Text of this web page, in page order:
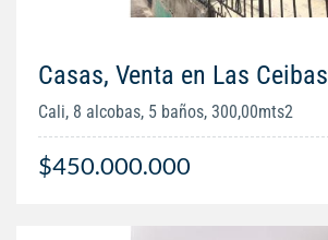
Casas, Venta en Las Ceibas
Cali, 8 alcobas, 5 baños, 300,00mts2
$450.000.000